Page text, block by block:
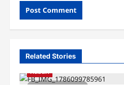
Related Stories
Habari